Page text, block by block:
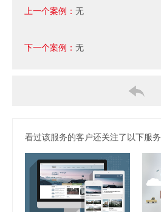
上一个案例： 无
下一个案例： 无
看过该服务的客户还关注了以下服务